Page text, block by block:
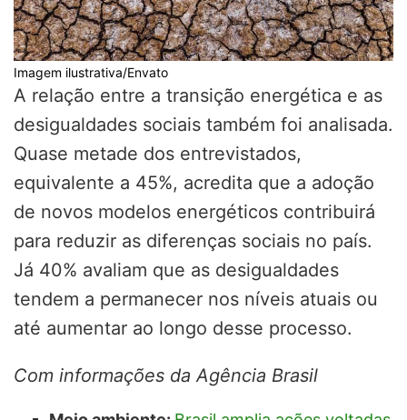
Imagem ilustrativa/Envato
A relação entre a transição energética e as
desigualdades sociais também foi analisada.
Quase metade dos entrevistados,
equivalente a 45%, acredita que a adoção
de novos modelos energéticos contribuirá
para reduzir as diferenças sociais no país.
Já 40% avaliam que as desigualdades
tendem a permanecer nos níveis atuais ou
até aumentar ao longo desse processo.
Com informações da Agência Brasil